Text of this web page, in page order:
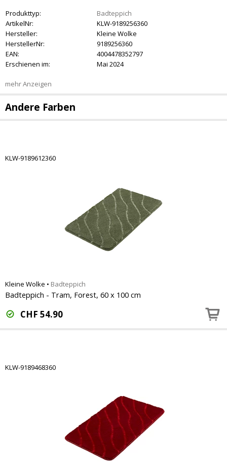
Produkttyp:
Badteppich
ArtikelNr:
KLW-9189256360
Hersteller:
Kleine Wolke
HerstellerNr:
9189256360
EAN:
4004478352797
Erschienen im:
Mai 2024
mehr Anzeigen
Andere Farben
KLW-9189612360
Kleine Wolke • Badteppich
Badteppich - Tram, Forest, 60 x 100 cm
CHF 54.90
KLW-9189468360